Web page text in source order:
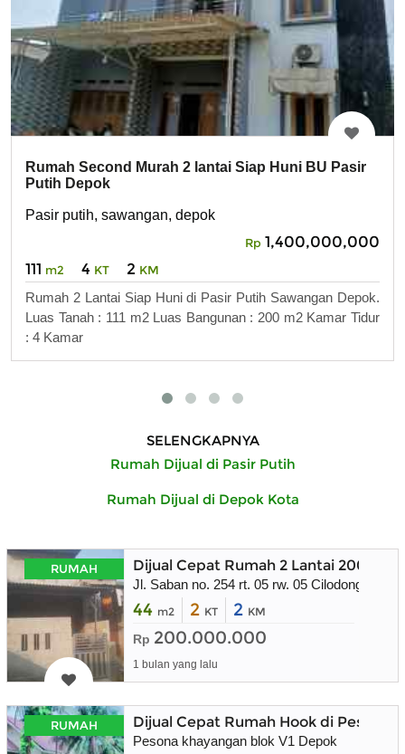
Rumah Second Murah 2 lantai Siap Huni BU Pasir
Putih Depok
Pasir putih, sawangan, depok
Rp 1,400,000,000
111 m2 4 KT 2 KM
Rumah 2 Lantai Siap Huni di Pasir Putih Sawangan Depok.
Luas Tanah : 111 m2 Luas Bangunan : 200 m2 Kamar Tidur
: 4 Kamar
SELENGKAPNYA
Rumah Dijual di Pasir Putih
Rumah Dijual di Depok Kota
RUMAH Dijual Cepat Rumah 2 Lantai 200 juta
Jl. Saban no. 254 rt. 05 rw. 05 Cilodong Depok
44 m2 2 KT 2 KM
Rp 200.000.000
1 bulan yang lalu
RUMAH Dijual Cepat Rumah Hook di Pesona
Pesona khayangan blok V1 Depok